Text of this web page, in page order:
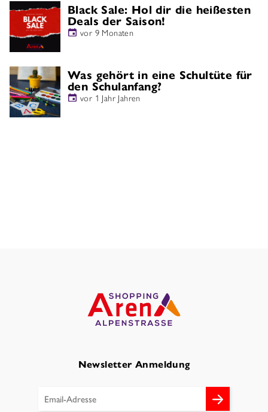
Black Sale: Hol dir die heißesten
Deals der Saison!
vor 9 Monaten
Was gehört in eine Schultüte für
den Schulanfang?
vor 1 Jahr Jahren
Newsletter Anmeldung